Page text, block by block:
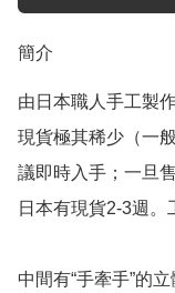
簡介
由日本職人手工製
現貨極其稀少（一
議即時入手；一旦
日本有現貨2-3週。
中間有“手牽手”的